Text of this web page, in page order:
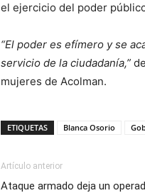
el ejercicio del poder
“El poder es efímero y se
servicio de la ciudadanía,”
mujeres de Acolman.
ETIQUETAS Blanca Osorio
Artículo anterior
Ataque armado deja un